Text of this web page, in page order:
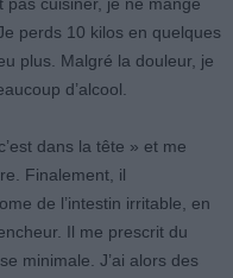
perds 10 kilos en quelques
plus. Malgré la douleur, je
d’alcool.
dans la tête » et me
Finalement, il
de l’intestin irritable, en
Il me prescrit du
minimale. J’ai alors des